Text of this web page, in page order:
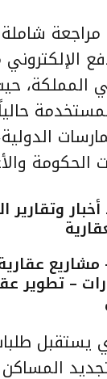
المملكة،
وتقارير
مشاريع
– تطوير
يستقبل
المساكن